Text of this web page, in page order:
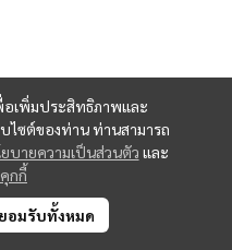
อเพิ่มประสิทธิภาพและ
ไซต์ของท่าน ท่านสามารถ
ยบายความเป็นส่วนตัว และ
กกี้
ยอมรับทั้งหมด